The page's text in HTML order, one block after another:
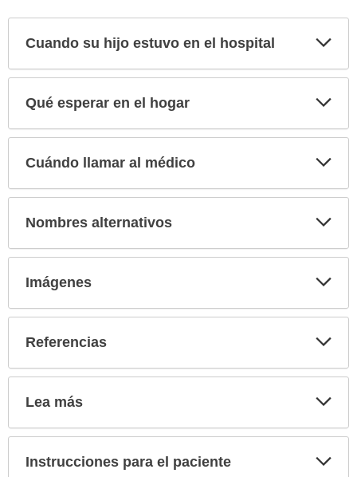
Cuando su hijo estuvo en el hospital
Qué esperar en el hogar
Cuándo llamar al médico
Nombres alternativos
Imágenes
Referencias
Lea más
Instrucciones para el paciente